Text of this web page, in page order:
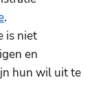
.
is niet
en
hun wil uit te